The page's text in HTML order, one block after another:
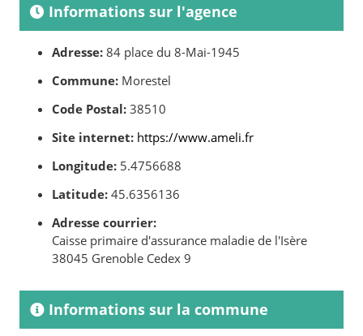
Informations sur l'agence
Adresse: 84 place du 8-Mai-1945
Commune: Morestel
Code Postal: 38510
Site internet: https://www.ameli.fr
Longitude: 5.4756688
Latitude: 45.6356136
Adresse courrier:
Caisse primaire d'assurance maladie de l'Isère
38045 Grenoble Cedex 9
Informations sur la commune